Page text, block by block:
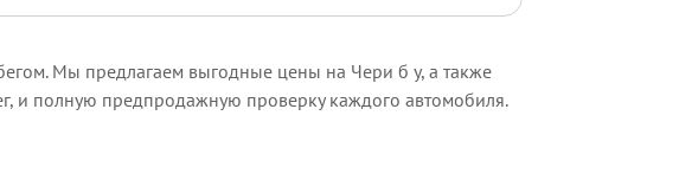
Мы предлагаем выгодные цены на Чери б у, а также
и полную предпродажную проверку каждого автомобиля.